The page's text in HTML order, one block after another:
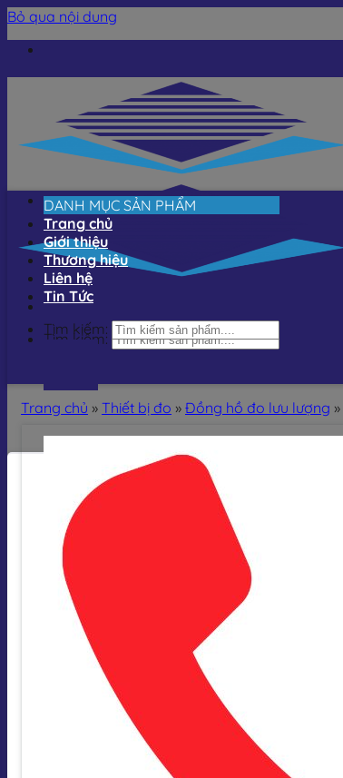
Bỏ qua nội dung
Tìm kiếm:
DANH MỤC SẢN PHẨM
Trang chủ
Giới thiệu
Thương hiệu
Liên hệ
Tin Tức
Tìm kiếm:
Trang chủ » Thiết bị đo » Đồng hồ đo lưu lượng »